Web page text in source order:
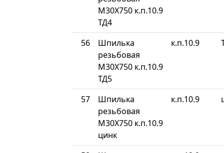
М30Х750 к.п.10.9
ТД4
56
Шпилька
резьбовая
М30Х750 к.п.10.9
ТД5
к.п.10.9
57
Шпилька
резьбовая
М30Х750 к.п.10.9
цинк
к.п.10.9